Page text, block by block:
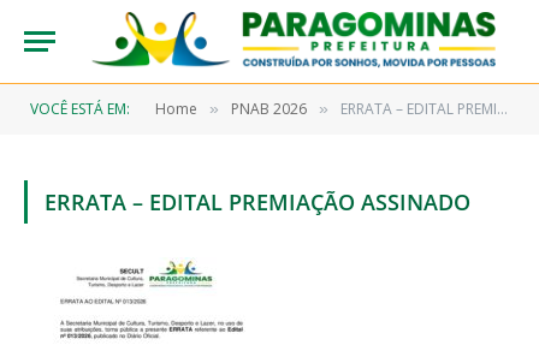
VOCÊ ESTÁ EM: Home » PNAB 2026 » ERRATA – EDITAL PREMIAÇÃO assinado
ERRATA – EDITAL PREMIAÇÃO ASSINADO